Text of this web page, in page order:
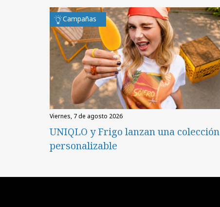
Campañas
viernes, 7 de agosto 2026
UNIQLO y Frigo lanzan una colección
personalizable